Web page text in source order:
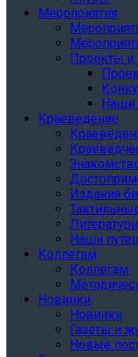
Мероприятия
Проекты и
Наши
Краеведение
Издания
Наши
Коллегам
Коллегам
Новинки
Новинки
Газеты и
Новые